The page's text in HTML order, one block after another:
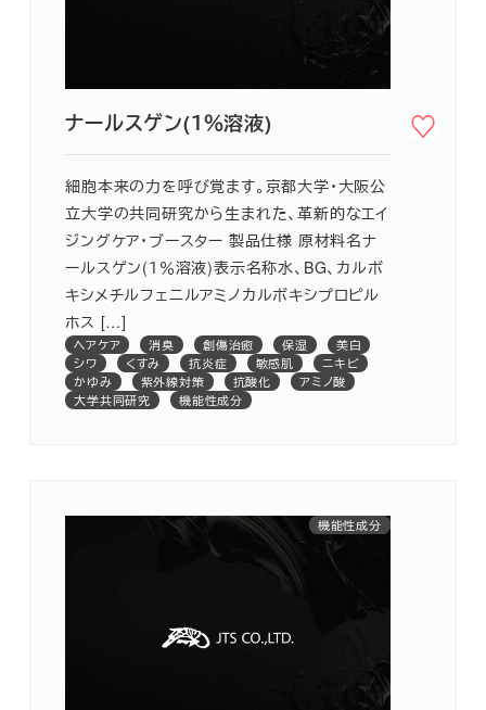
ナールスゲン(１％溶液)
細胞本来の力を呼び覚ます。京都大学・大阪公
立大学の共同研究から生まれた、革新的なエイ
ジングケア・ブースター 製品仕様 原材料名ナ
ールスゲン(１％溶液)表示名称水、BG、カルボ
キシメチルフェニルアミノカルボキシプロピル
ホス […]
ヘアケア 消臭 創傷治癒 保湿
美白
シワ
くすみ 抗炎症 敏感肌
ニキビ
かゆみ
紫外線対策 抗酸化
アミノ酸
大学共同研究
機能性成分
抗炎症
紫外線対策
植物由来
国産
医薬部外品
機能性成分